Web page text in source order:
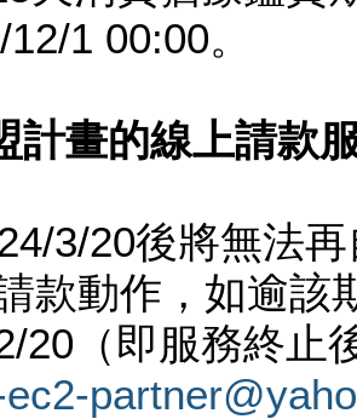
1 00:00。
計畫的線上請款
3/20後將無法
款動作，如逾該
20（即服務終止